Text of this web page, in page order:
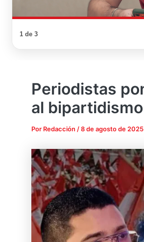
1 de 3
Periodistas
al
Por Redacción /8 de agosto de 2025